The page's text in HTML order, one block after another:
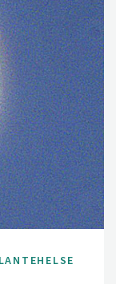
fremmede
denne
privat sektor
NIBIO skal
og
fremmede
og
biologi
og
å få til det. For
som finnes
og